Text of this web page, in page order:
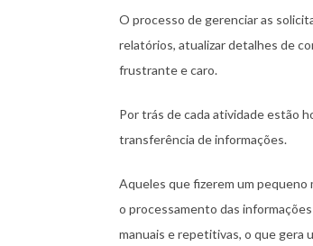
O processo de gerenciar as
relatórios, atualizar detalhes de
frustrante e caro.
Por trás de cada atividade estão
transferência de informações.
Aqueles que fizerem um pequeno
o processamento das
manuais e repetitivas, o que gera